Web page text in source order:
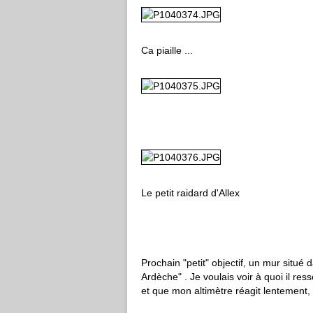
Ca piaille ...
Le petit raidard d'Allex
Prochain "petit" objectif, un mur situé
Ardèche" . Je voulais voir à quoi il
et que mon altimètre réagit